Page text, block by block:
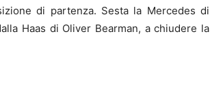
di partenza. Sesta la Mercedes di
Haas di Oliver Bearman, a chiudere la